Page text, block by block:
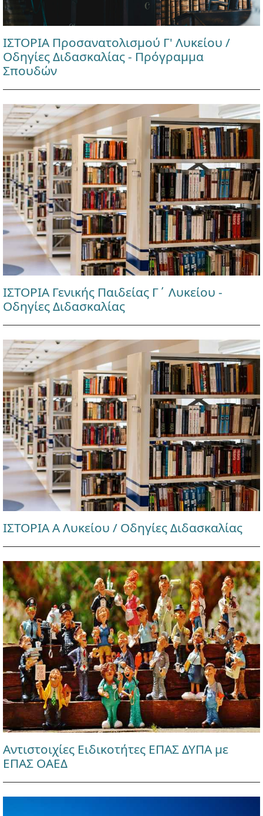
ΙΣΤΟΡΙΑ Προσανατολισμού Γ' Λυκείου /
Οδηγίες Διδασκαλίας - Πρόγραμμα
Σπουδών
ΙΣΤΟΡΙΑ Γενικής Παιδείας Γ΄ Λυκείου -
Οδηγίες Διδασκαλίας
ΙΣΤΟΡΙΑ Α Λυκείου / Οδηγίες Διδασκαλίας
Αντιστοιχίες Ειδικοτήτες ΕΠΑΣ ΔΥΠΑ με
ΕΠΑΣ ΟΑΕΔ